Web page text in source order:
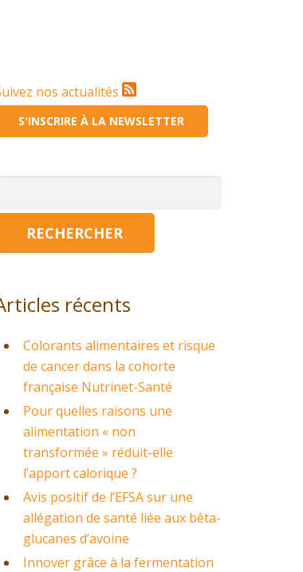
nos actualités
S'INSCRIRE À LA NEWSLETTER
récents
Colorants alimentaires et risque
de cancer dans la cohorte
française Nutrinet-Santé
Pour quelles raisons une
alimentation « non
transformée » réduit-elle
l’apport calorique ?
Avis positif de l’EFSA sur une
allégation de santé liée aux bêta-
glucanes d’avoine
Innover grâce à la fermentation